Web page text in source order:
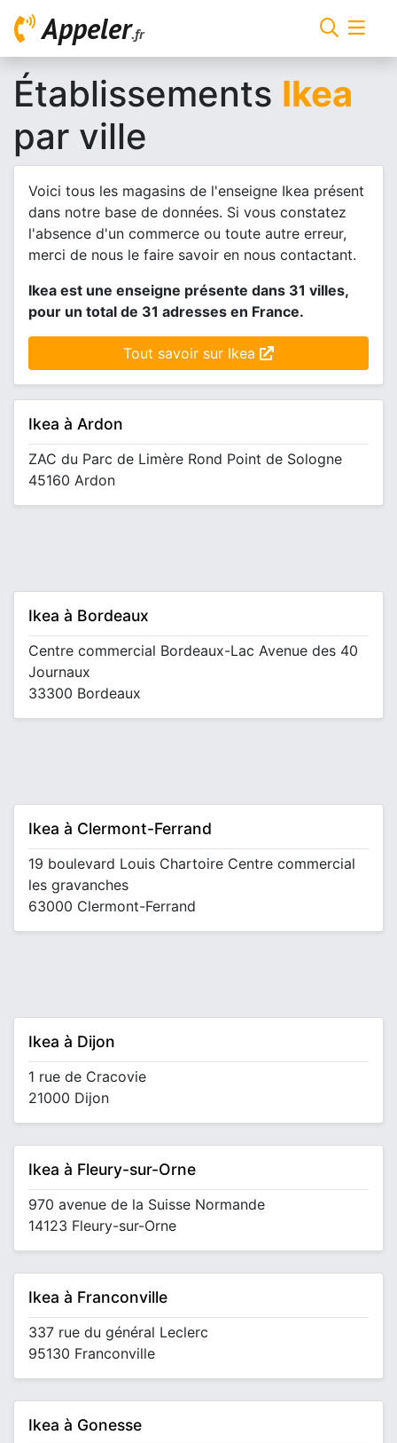
Appeler.fr
Établissements Ikea
par ville
Voici tous les magasins de l'enseigne Ikea présent
dans notre base de données. Si vous constatez
l'absence d'un commerce ou toute autre erreur,
merci de nous le faire savoir en nous contactant.
Ikea est une enseigne présente dans 31 villes,
pour un total de 31 adresses en France.
Tout savoir sur Ikea
Ikea à Ardon
ZAC du Parc de Limère Rond Point de Sologne
45160 Ardon
Ikea à Bordeaux
Centre commercial Bordeaux-Lac Avenue des 40
Journaux
33300 Bordeaux
Ikea à Clermont-Ferrand
19 boulevard Louis Chartoire Centre commercial
les gravanches
63000 Clermont-Ferrand
Ikea à Dijon
1 rue de Cracovie
21000 Dijon
Ikea à Fleury-sur-Orne
970 avenue de la Suisse Normande
14123 Fleury-sur-Orne
Ikea à Franconville
337 rue du général Leclerc
95130 Franconville
Ikea à Gonesse